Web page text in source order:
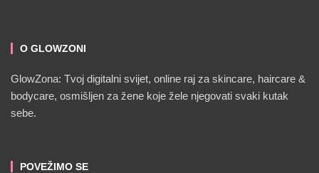
O GLOWZONI
GlowZona: Tvoj digitalni svijet, online raj za skincare, haircare &
bodycare, osmišljen za žene koje žele njegovati svaki kutak
sebe.
POVEŽIMO SE